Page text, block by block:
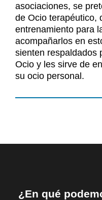
asociaciones, se
de Ocio terapéutico,
entrenamiento para
acompañarlos en
sienten respaldados
Ocio y les sirve de
su ocio personal.
¿En qué